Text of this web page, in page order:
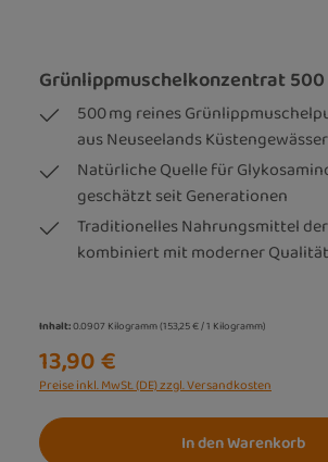
Grünlippmuschelkonzentrat 500
500 mg reines
aus Neuseelands
Natürliche Quelle für
geschätzt seit Generationen
Traditionelles Nahrungsmittel
kombiniert mit moderner Qualität
Inhalt:0.0907 Kilogramm(153,25 € / 1 Kilogramm)
13,90 €
Preise inkl. MwSt. (DE) zzgl. Versandkosten
In den Warenkorb